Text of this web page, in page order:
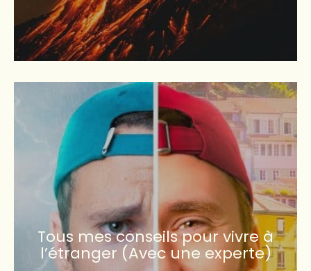
Tous mes conseils pour vivre à
l’étranger (Avec une experte)